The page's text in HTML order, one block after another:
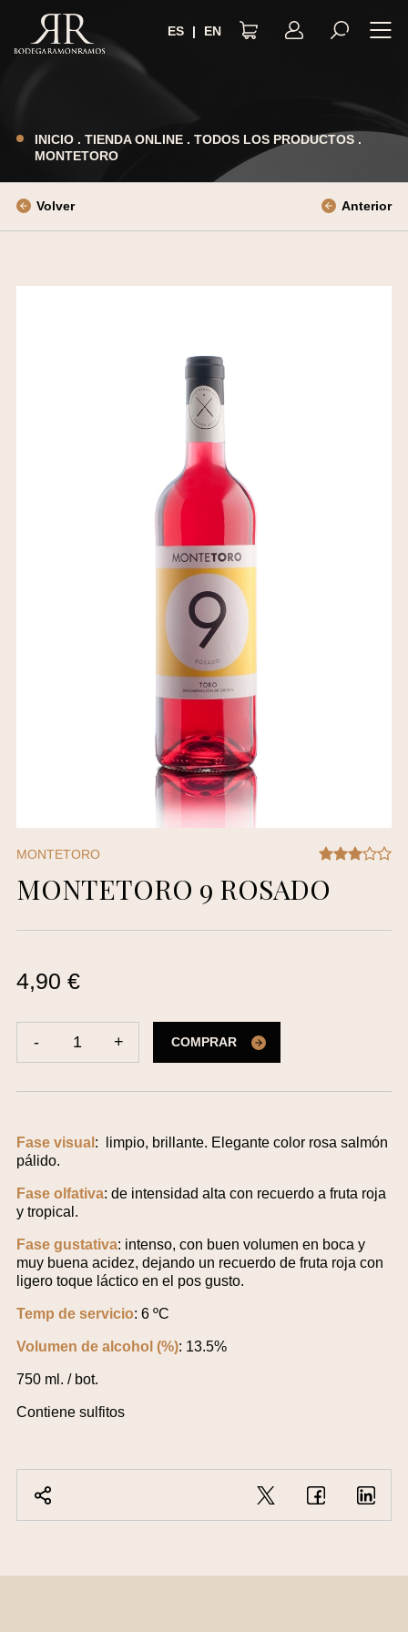
ES EN
INICIO. TIENDA ONLINE. TODOS LOS PRODUCTOS.
MONTETORO
Volver Anterior
MONTETORO
MONTETORO 9 ROSADO
4,90 €
- 1 + COMPRAR
Fase visual : limpio, brillante. Elegante color rosa salmón
pálido.
Fase olfativa: de intensidad alta con recuerdo a fruta roja
y tropical.
Fase gustativa: intenso, con buen volumen en boca y
muy buena acidez, dejando un recuerdo de fruta roja con
ligero toque láctico en el pos gusto.
Temp de servicio: 6 ºC
Volumen de alcohol (%): 13.5%
750 ml. / bot.
Contiene sulfitos
TÉRMINOS Y CONDICIONES
POLÍTICA DE COOKIES